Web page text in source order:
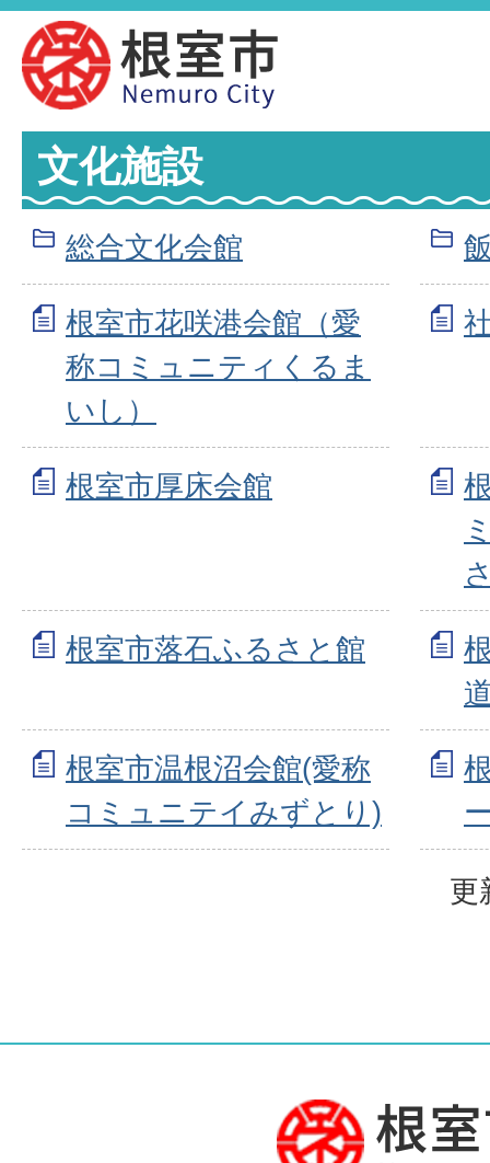
文化施設
総合文化会館
根室市花咲港会館（愛
称コミュニティくるま
いし）
根室市厚床会館
根室市落石ふるさと館
根室市温根沼会館(愛称
コミュニテイみずとり)
更